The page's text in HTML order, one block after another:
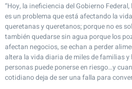
“Hoy, la ineficiencia del Gobierno
es un problema que está afectando la
queretanas y queretanos; porque no es
también quedarse sin agua porque los
afectan negocios, se echan a perder
altera la vida diaria de miles de familias y
personas puede ponerse en riesgo…y
cotidiano deja de ser una falla para